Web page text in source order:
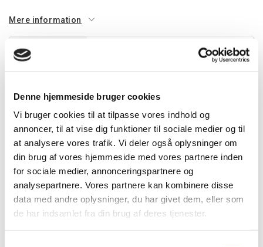
Denne hjemmeside bruger cookies
Vi bruger cookies til at tilpasse vores indhold og
annoncer, til at vise dig funktioner til sociale medier og til
at analysere vores trafik. Vi deler også oplysninger om
din brug af vores hjemmeside med vores partnere inden
for sociale medier, annonceringspartnere og
analysepartnere. Vores partnere kan kombinere disse
data med andre oplysninger, du har givet dem, eller som
de har indsamlet fra din brug af deres tjenester.
Mere information
Information Dokumenter
Styr DALI-armaturer via
Ingen programmering påkrævet
Indbygget strømforsyning af DALI-bus
Forsyningsspænding 230 VAC
Tilføj detektortid: Indstilling af detektorens
forsinkelsestid ud over tiden i detektoren
SoftDim betyder, at belysningen dæmpes
langsomt op og ned. Dæmpningshastigheden
er justerbar, men hastigheden på dæmpningen